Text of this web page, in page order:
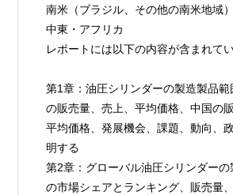
南米（ブラジル、その他の南米地域）
中東・アフリカ
レポートには以下の内容が含まれてい
第1章：油圧シリンダーの製造製品
の販売量、売上、平均価格、中国の
平均価格、発展機会、課題、動向、
明する
第2章：グローバル油圧シリンダーの
の市場シェアとランキング、販売量